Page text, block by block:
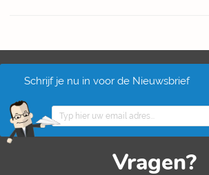
Schrijf je nu in voor de Nieuwsbrief
Vragen?